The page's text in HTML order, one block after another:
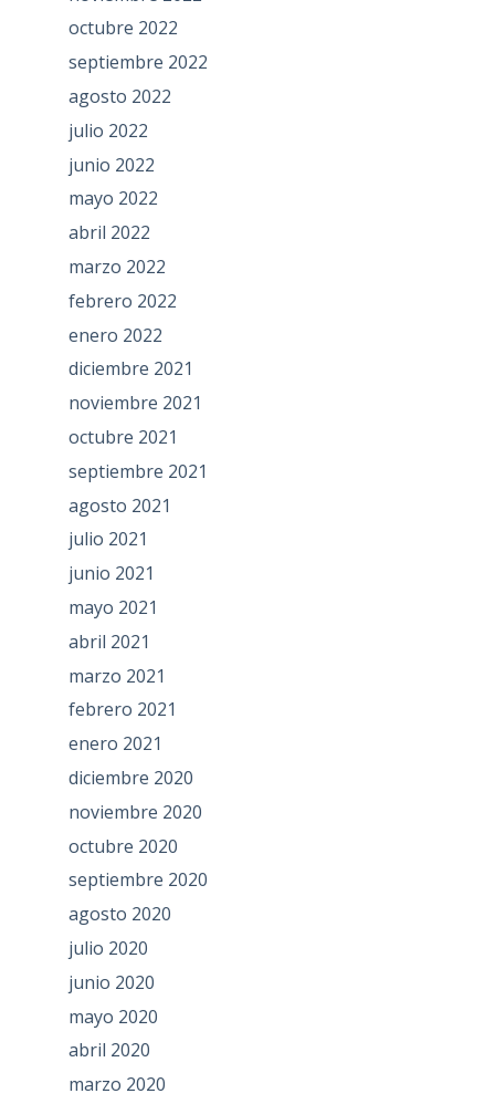
octubre 2022
septiembre 2022
agosto 2022
julio 2022
junio 2022
mayo 2022
abril 2022
marzo 2022
febrero 2022
enero 2022
diciembre 2021
noviembre 2021
octubre 2021
septiembre 2021
agosto 2021
julio 2021
junio 2021
mayo 2021
abril 2021
marzo 2021
febrero 2021
enero 2021
diciembre 2020
noviembre 2020
octubre 2020
septiembre 2020
agosto 2020
julio 2020
junio 2020
mayo 2020
abril 2020
marzo 2020